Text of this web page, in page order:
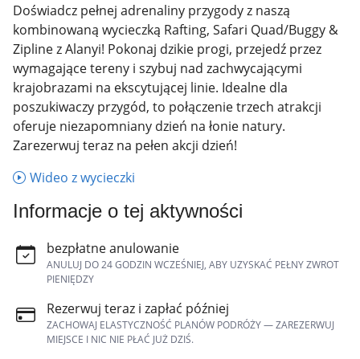
Doświadcz pełnej adrenaliny przygody z naszą
kombinowaną wycieczką Rafting, Safari Quad/Buggy &
Zipline z Alanyi! Pokonaj dzikie progi, przejedź przez
wymagające tereny i szybuj nad zachwycającymi
krajobrazami na ekscytującej linie. Idealne dla
poszukiwaczy przygód, to połączenie trzech atrakcji
oferuje niezapomniany dzień na łonie natury.
Zarezerwuj teraz na pełen akcji dzień!
Wideo z wycieczki
Informacje o tej aktywności
bezpłatne anulowanie
ANULUJ DO 24 GODZIN WCZEŚNIEJ, ABY UZYSKAĆ PEŁNY ZWROT
PIENIĘDZY
Rezerwuj teraz i zapłać później
ZACHOWAJ ELASTYCZNOŚĆ PLANÓW PODRÓŻY — ZAREZERWUJ
MIEJSCE I NIC NIE PŁAĆ JUŻ DZIŚ.